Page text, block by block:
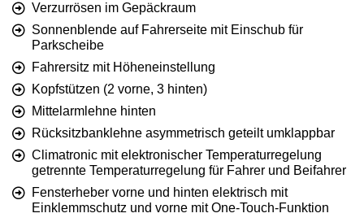
Verzurrösen im Gepäckraum
Sonnenblende auf Fahrerseite mit Einschub für
Parkscheibe
Fahrersitz mit Höheneinstellung
Kopfstützen (2 vorne, 3 hinten)
Mittelarmlehne hinten
Rücksitzbanklehne asymmetrisch geteilt umklappbar
Climatronic mit elektronischer Temperaturregelung
getrennte Temperaturregelung für Fahrer und Beifahrer
Fensterheber vorne und hinten elektrisch mit
Einklemmschutz und vorne mit One-Touch-Funktion